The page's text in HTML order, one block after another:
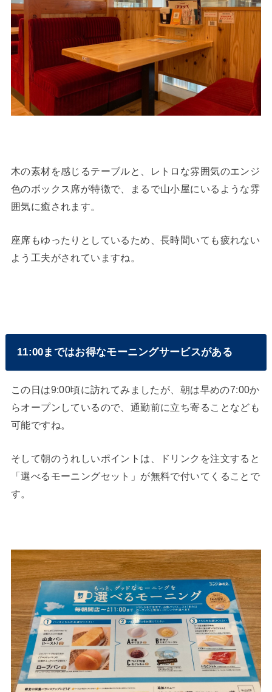
木の素材を感じるテーブルと、レトロな雰囲気のエンジ
色のボックス席が特徴で、まるで山小屋にいるような雰
囲気に癒されます。
座席もゆったりとしているため、長時間いても疲れない
よう工夫がされていますね。
11:00まではお得なモーニングサービスがある
この日は9:00頃に訪れてみましたが、朝は早めの7:00か
らオープンしているので、通勤前に立ち寄ることなども
可能ですね。
そして朝のうれしいポイントは、ドリンクを注文すると
「選べるモーニングセット」が無料で付いてくることで
す。